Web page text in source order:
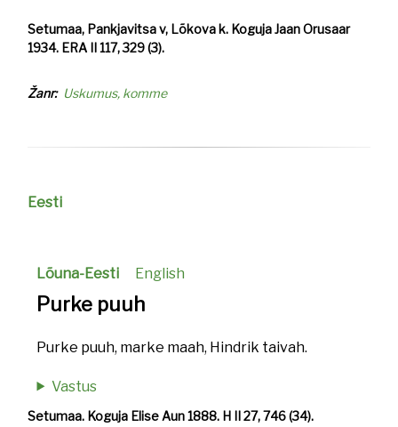
Setumaa, Pankjavitsa v, Lõkova k. Koguja Jaan Orusaar
1934. ERA II 117, 329 (3).
Žanr Uskumus, komme
Eesti
Lõuna-Eesti English
Purke puuh
Purke puuh, marke maah, Hindrik taivah.
Vastus
Setumaa. Koguja Elise Aun 1888. H II 27, 746 (34).